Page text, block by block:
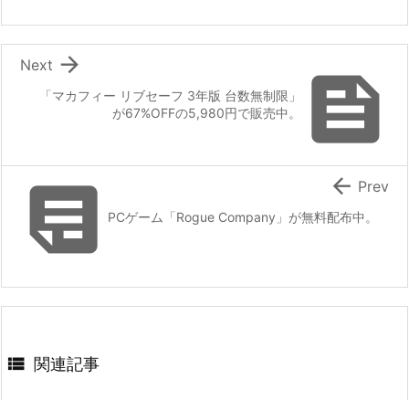

「マカフィー リブセーフ 3年版 台数無制限」
が67%OFFの5,980円で販売中。

Next
PCゲーム「Rogue Company」が無料配布中。
 Prev
 関連記事